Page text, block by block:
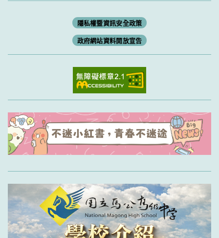
隱私權暨資訊安全政策
政府網站資料開放宣告